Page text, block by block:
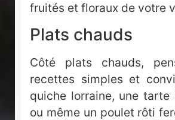
fruités et floraux de votre
Plats chauds
Côté plats chauds,
recettes simples et
quiche lorraine, une
ou même un poulet rôti